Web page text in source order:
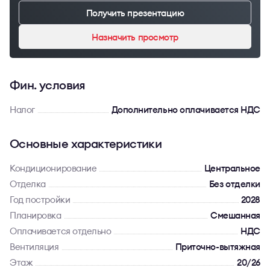
Получить презентацию
Назначить просмотр
Фин. условия
Налог Дополнительно оплачивается НДС
Основные характеристики
Кондиционирование
Центральное
Отделка
Без отделки
Год постройки
2028
Планировка
Смешанная
Оплачивается отдельно
НДС
Вентиляция
Приточно-вытяжная
Этаж
20/26